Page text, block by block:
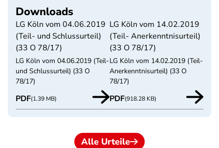
Downloads
LG Köln vom 04.06.2019
(Teil- und Schlussurteil)
(33 O 78/17)
LG Köln vom 04.06.2019 (Teil-
und Schlussurteil) (33 O
78/17)
PDF(1.39 MB)
LG Köln vom 14.02.2019
(Teil- Anerkenntnisurteil)
(33 O 78/17)
LG Köln vom 14.02.2019 (Teil-
Anerkenntnisurteil) (33 O
78/17)
PDF(918.28 KB)
Alle Urteile